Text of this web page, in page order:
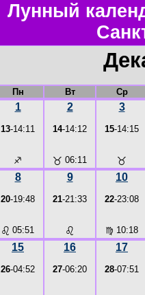
Лунный
Пн Вт Ср
1
13-14:11
♐
2
14-14:12
♉ 06:11
3
15-14:15
♉
8
20-19:48
♌ 05:51
9
21-21:33
♌
10
22-23:08
♍ 10:18
15
26-04:52
16
27-06:20
17
28-07:51